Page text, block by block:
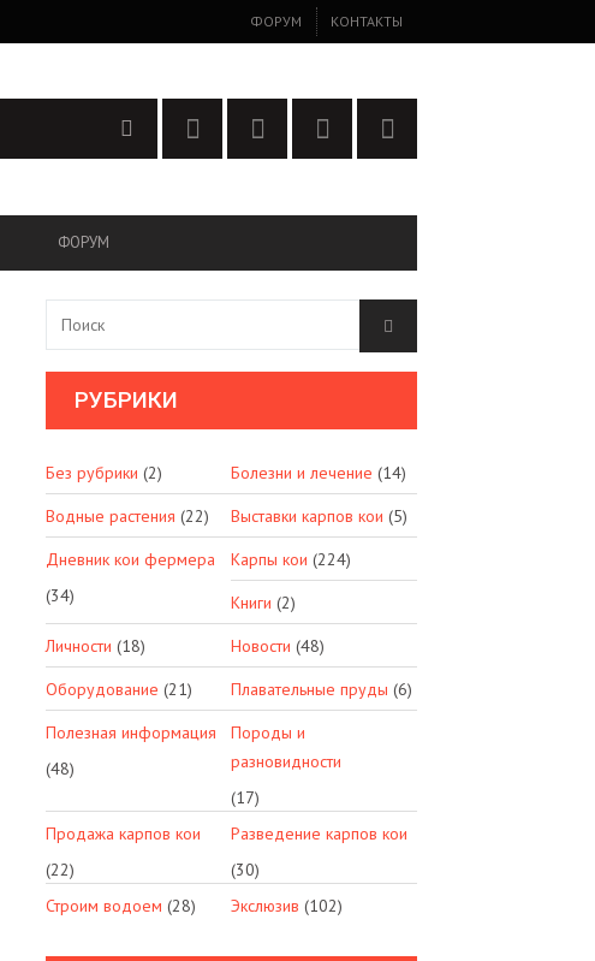
ФОРУМ КОНТАКТЫ
ФОРУМ
РУБРИКИ
Без рубрики (2) Болезни и лечение (14)
Водные растения (22) Выставки карпов кои (5)
Дневник кои фермера
(34)
Карпы кои (224)
Книги (2)
Личности (18) Новости (48)
Оборудование (21) Плавательные пруды (6)
Полезная информация
(48)
Породы и
разновидности
(17)
Продажа карпов кои
(22)
Разведение карпов кои
(30)
Строим водоем (28) Экслюзив (102)